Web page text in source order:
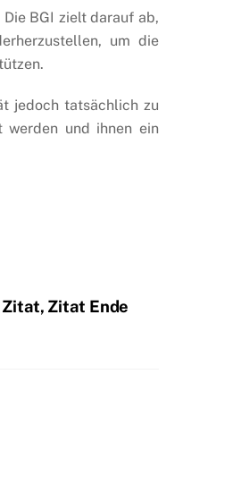
BGI zielt darauf ab,
um die
jedoch tatsächlich zu
werden und ihnen ein
Zitat, Zitat Ende